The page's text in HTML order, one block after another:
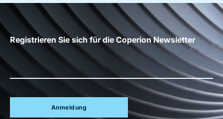
Registrieren Sie sich für die Coperion Newsletter
Anmeldung